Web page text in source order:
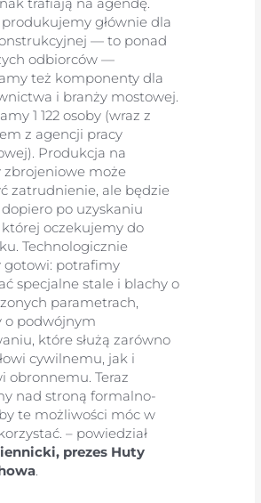
głównie dla
— to ponad
odbiorców —
też komponenty dla
i branży mostowej.
1 122 osoby (wraz z
z agencji pracy
Produkcja na
zbrojeniowe może
zatrudnienie, ale będzie
po uzyskaniu
której oczekujemy do
Technologicznie
gotowi: potrafimy
specjalne stale i blachy o
parametrach,
o podwójnym
które służą zarówno
cywilnemu, jak i
obronnemu. Teraz
nad stroną formalno-
te możliwości móc w
– powiedział
prezes Huty
.